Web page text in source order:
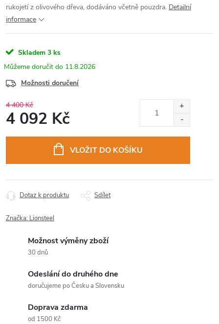
rukojetí z olivového dřeva, dodáváno včetně pouzdra. Detailní
informace
Skladem 3 ks
11.8.2026
Možnosti doručení
4 400 Kč
4 092 Kč
VLOŽIT DO KOŠÍKU
Dotaz k produktu Sdílet
Značka: Lionsteel
Možnost výměny zboží
30 dnů
Odeslání do druhého dne
doručujeme po Česku a Slovensku
Doprava zdarma
od 1500 Kč